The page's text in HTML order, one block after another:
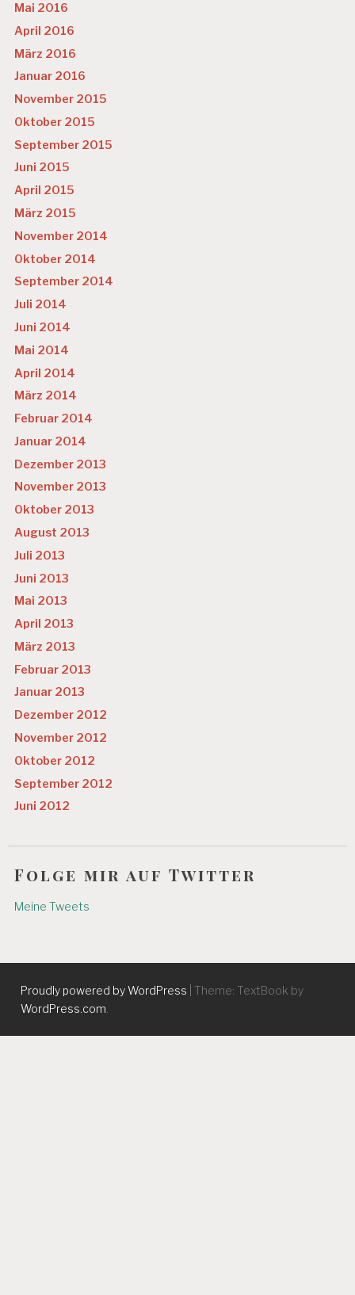
Mai 2016
April 2016
März 2016
Januar 2016
November 2015
Oktober 2015
September 2015
Juni 2015
April 2015
März 2015
November 2014
Oktober 2014
September 2014
Juli 2014
Juni 2014
Mai 2014
April 2014
März 2014
Februar 2014
Januar 2014
Dezember 2013
November 2013
Oktober 2013
August 2013
Juli 2013
Juni 2013
Mai 2013
April 2013
März 2013
Februar 2013
Januar 2013
Dezember 2012
November 2012
Oktober 2012
September 2012
Juni 2012
Folge mir auf Twitter
Meine Tweets
Proudly powered by WordPress
Theme: TextBook by
WordPress.com